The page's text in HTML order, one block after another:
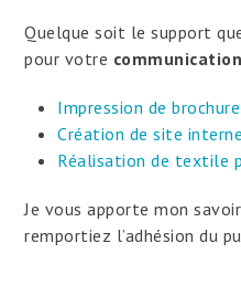
Quelque soit le support
pour votre communication
Impression de brochure
Création de site
Réalisation de textile
Je vous apporte mon
remportiez l’adhésion du